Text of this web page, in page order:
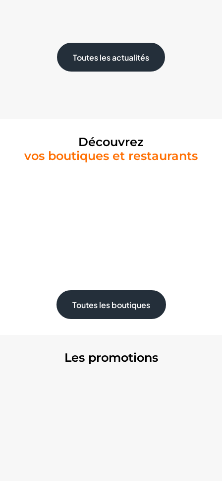
Toutes les actualités
Découvrez
vos boutiques et restaurants
Toutes les boutiques
Les promotions